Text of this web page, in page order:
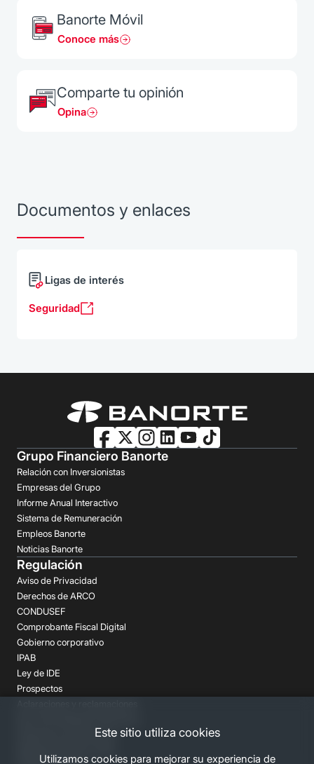
Este sitio utiliza cookies
Utilizamos cookies para mejorar su experiencia de
Banorte Móvil
Conoce más
Comparte tu opinión
Opina
Documentos y enlaces
Ligas de interés
Seguridad
Grupo Financiero Banorte
Relación con Inversionistas
Empresas del Grupo
Informe Anual Interactivo
Sistema de Remuneración
Empleos Banorte
Noticias Banorte
Regulación
Aviso de Privacidad
Derechos de ARCO
CONDUSEF
Comprobante Fiscal Digital
Gobierno corporativo
IPAB
Ley de IDE
Prospectos
Despachos de Cobranza